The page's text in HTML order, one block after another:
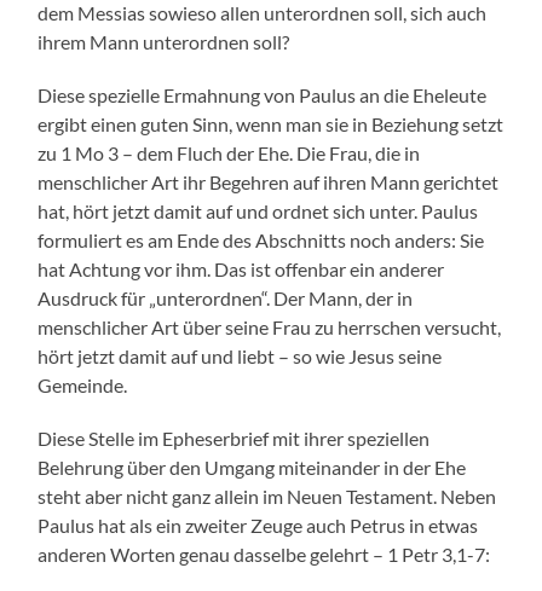
dem Messias sowieso allen unterordnen soll, sich auch
ihrem Mann unterordnen soll?
Diese spezielle Ermahnung von Paulus an die Eheleute
ergibt einen guten Sinn, wenn man sie in Beziehung setzt
zu 1 Mo 3 – dem Fluch der Ehe. Die Frau, die in
menschlicher Art ihr Begehren auf ihren Mann gerichtet
hat, hört jetzt damit auf und ordnet sich unter. Paulus
formuliert es am Ende des Abschnitts noch anders: Sie
hat Achtung vor ihm. Das ist offenbar ein anderer
Ausdruck für „unterordnen“. Der Mann, der in
menschlicher Art über seine Frau zu herrschen versucht,
hört jetzt damit auf und liebt – so wie Jesus seine
Gemeinde.
Diese Stelle im Epheserbrief mit ihrer speziellen
Belehrung über den Umgang miteinander in der Ehe
steht aber nicht ganz allein im Neuen Testament. Neben
Paulus hat als ein zweiter Zeuge auch Petrus in etwas
anderen Worten genau dasselbe gelehrt – 1 Petr 3,1-7: